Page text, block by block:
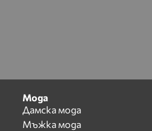
Мода
Дамска мода
Мъжка мода